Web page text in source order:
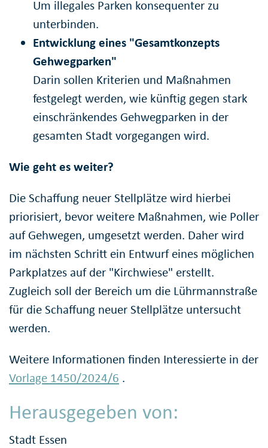
Um illegales Parken konsequenter zu
unterbinden.
Entwicklung eines "Gesamtkonzepts
Gehwegparken"
Darin sollen Kriterien und Maßnahmen
festgelegt werden, wie künftig gegen stark
einschränkendes Gehwegparken in der
gesamten Stadt vorgegangen wird.
Wie geht es weiter?
Die Schaffung neuer Stellplätze wird hierbei
priorisiert, bevor weitere Maßnahmen, wie Poller
auf Gehwegen, umgesetzt werden. Daher wird
im nächsten Schritt ein Entwurf eines möglichen
Parkplatzes auf der "Kirchwiese" erstellt.
Zugleich soll der Bereich um die Lührmannstraße
für die Schaffung neuer Stellplätze untersucht
werden.
Weitere Informationen finden Interessierte in der
Vorlage 1450/2024/6 .
Herausgegeben von:
Stadt Essen